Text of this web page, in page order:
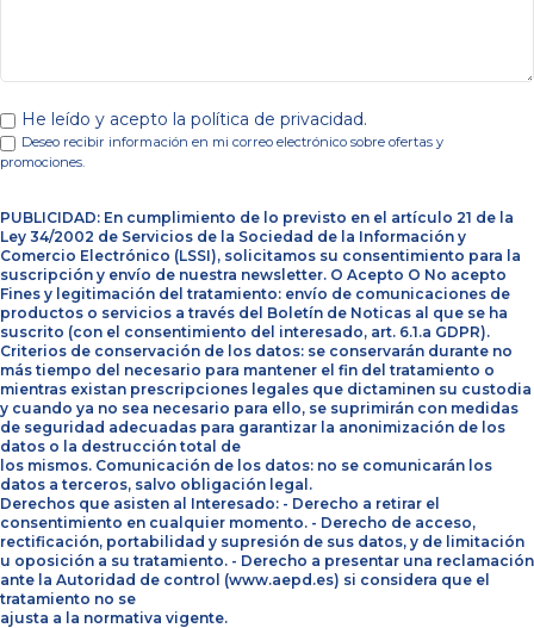
He leído y acepto la política de privacidad.
Deseo recibir información en mi correo electrónico sobre ofertas y
promociones.
PUBLICIDAD: En cumplimiento de lo previsto en el artículo 21 de la
Ley 34/2002 de Servicios de la Sociedad de la Información y
Comercio Electrónico (LSSI), solicitamos su consentimiento para la
suscripción y envío de nuestra newsletter. O Acepto O No acepto
Fines y legitimación del tratamiento: envío de comunicaciones de
productos o servicios a través del Boletín de Noticas al que se ha
suscrito (con el consentimiento del interesado, art. 6.1.a GDPR).
Criterios de conservación de los datos: se conservarán durante no
más tiempo del necesario para mantener el fin del tratamiento o
mientras existan prescripciones legales que dictaminen su custodia
y cuando ya no sea necesario para ello, se suprimirán con medidas
de seguridad adecuadas para garantizar la anonimización de los
datos o la destrucción total de
los mismos. Comunicación de los datos: no se comunicarán los
datos a terceros, salvo obligación legal.
Derechos que asisten al Interesado: - Derecho a retirar el
consentimiento en cualquier momento. - Derecho de acceso,
rectificación, portabilidad y supresión de sus datos, y de limitación
u oposición a su tratamiento. - Derecho a presentar una reclamación
ante la Autoridad de control (www.aepd.es) si considera que el
tratamiento no se
ajusta a la normativa vigente.